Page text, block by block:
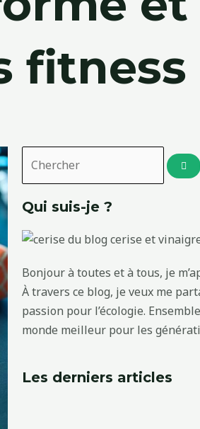
fitness
Qui suis-je ?
Bonjour à toutes et à tous, je
À travers ce blog, je veux me
passion pour l’écologie.
monde meilleur pour les
Les derniers articles